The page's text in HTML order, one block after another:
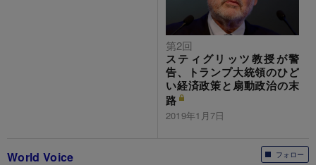
第2回
スティグリッツ教授が警
告、トランプ大統領のひど
い経済政策と扇動政治の末
路
2019年1月7日
フォロー
World Voice